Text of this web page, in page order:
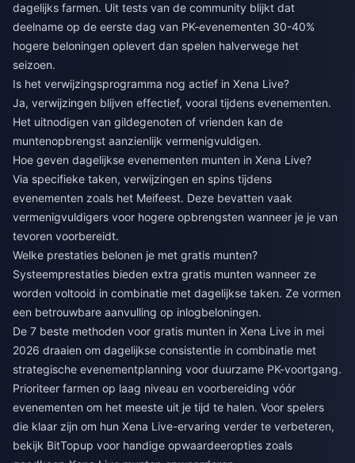
dagelijks farmen. Uit tests van de community blijkt dat
deelname op de eerste dag van PK-evenementen 30-40%
hogere beloningen oplevert dan spelen halverwege het
seizoen.
Is het verwijzingsprogramma nog actief in Xena Live?
Ja, verwijzingen blijven effectief, vooral tijdens evenementen.
Het uitnodigen van gildegenoten of vrienden kan de
muntenopbrengst aanzienlijk vermenigvuldigen.
Hoe geven dagelijkse evenementen munten in Xena Live?
Via specifieke taken, verwijzingen en spins tijdens
evenementen zoals het Meifeest. Deze bevatten vaak
vermenigvuldigers voor hogere opbrengsten wanneer je je van
tevoren voorbereidt.
Welke prestaties belonen je met gratis munten?
Systeemprestaties bieden extra gratis munten wanneer ze
worden voltooid in combinatie met dagelijkse taken. Ze vormen
een betrouwbare aanvulling op inlogbeloningen.
De 7 beste methoden voor gratis munten in Xena Live in mei
2026 draaien om dagelijkse consistentie in combinatie met
strategische evenementplanning voor duurzame PK-voortgang.
Prioriteer farmen op laag niveau en voorbereiding vóór
evenementen om het meeste uit je tijd te halen. Voor spelers
die klaar zijn om hun Xena Live-ervaring verder te verbeteren,
bekijk BitTopup voor handige opwaardeeropties zoals